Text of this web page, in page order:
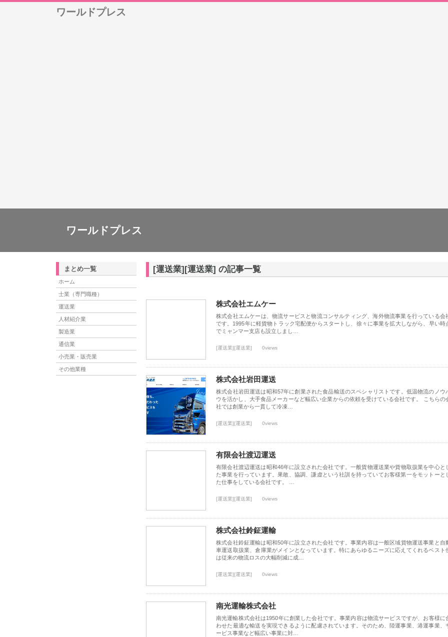
ワールドプレス
ワールドプレス
まとめ一覧
ホーム
士業（専門職種）
運送業
人材紹介業
製造業
通信業
小売業・販売業
その他業種
[運送業][運送業] の記事一覧
株式会社エムケー
株式会社エムケーは、物流サービスと物流コンサルティング、海外物流事業を行っている会
です。1995年に軽貨物トラック宅配便からスタートし、徐々に事業を拡大しながら、早い時
でミャンマー支店も設立しまし…
[運送業][運送業] 0views
株式会社岩田運送
株式会社岩田運送は昭和57年に創業された食品輸送のスペシャリストです。低温物流のノウ
ウを活かし、大手食品メーカーなど幅広い企業からの依頼を受けている会社です。 こちらの
社では創業から一貫して冷凍…
[運送業][運送業] 0views
有限会社渡辺運送
有限会社渡辺運送は昭和46年に設立された会社です。一般貨物運送業や貨物取扱業を中心と
た事業を行っています。果敢、協調、謙虚という社訓を持っていてお客様第一をモットーと
た仕事をしている会社です。 …
[運送業][運送業] 0views
株式会社鈴鉦運輸
株式会社鈴鉦運輸は昭和50年に設立された会社です。事業内容は一般区域貨物運送事業と自
車運送取扱業、倉庫業がメインとなっています。特にあらゆるニーズに応えてくれるベスト
は従来の物流ロスの大幅削減に成…
[運送業][運送業] 0views
南光運輸株式会社
南光運輸株式会社は1950年に創業した会社です。事業内容は物流サービスですが、お客様に
わせた最適な輸送を実現できるように配慮されています。そのため、陸運事業、港運事業、
ービス事業など幅広い事業に対…